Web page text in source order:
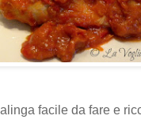
facile da fare e